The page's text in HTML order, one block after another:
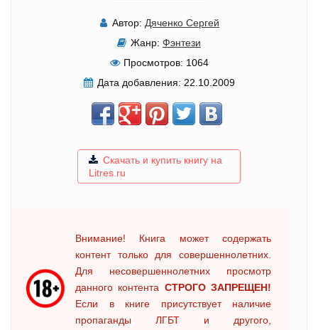
Автор: Дяченко Сергей
Жанр: Фэнтези
Просмотров: 1064
Дата добавления: 22.10.2009
Скачать и купить книгу на
Litres.ru
Внимание! Книга может содержать
контент только для совершеннолетних.
Для несовершеннолетних просмотр
данного контента СТРОГО ЗАПРЕЩЕН!
Если в книге присутствует наличие
пропаганды ЛГБТ и другого,